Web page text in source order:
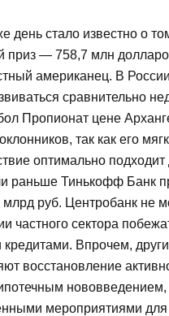
день стало известно о
приз — 758,7 млн
американец. В
сравнительно
Пропионат цене
так как его
оптимально
раньше Тинькофф Банк
млрд руб. Центробанк не
частного сектора
Впрочем,
восстановление
нововведением,
мероприятиями для